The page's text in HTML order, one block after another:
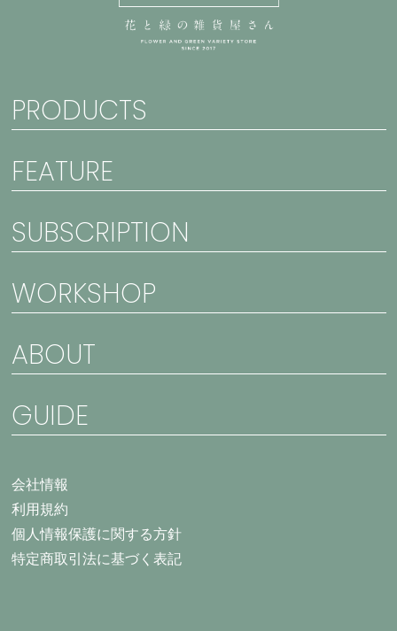
PRODUCTS
FEATURE
SUBSCRIPTION
WORKSHOP
ABOUT
GUIDE
会社情報
利用規約
個人情報保護に関する方針
特定商取引法に基づく表記